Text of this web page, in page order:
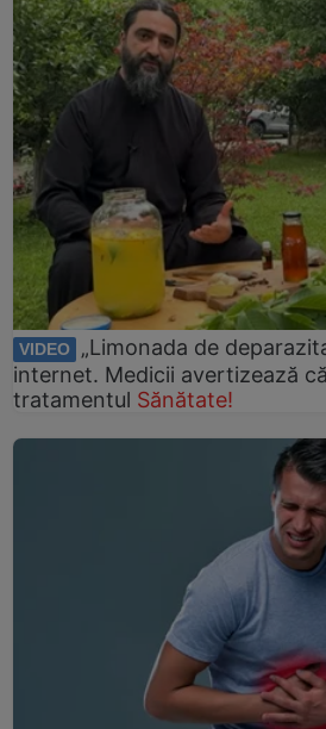
VIDEO
„Limonada de
internet. Medicii avertizează
tratamentul Sănătate!